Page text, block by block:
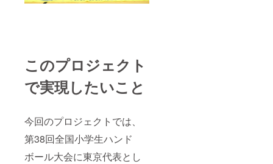
このプロジェクト
で実現したいこと
今回のプロジェクトでは、
第38回全国小学生ハンド
ボール大会に東京代表とし